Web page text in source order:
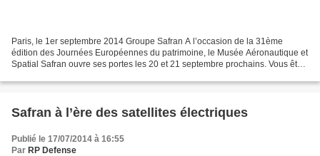
Paris, le 1er septembre 2014 Groupe Safran A l’occasion de la 31ème
édition des Journées Européennes du patrimoine, le Musée Aéronautique et
Spatial Safran ouvre ses portes les 20 et 21 septembre prochains. Vous êtes
Safran à l’ère des satellites électriques
Publié le 17/07/2014 à 16:55
Par RP Defense